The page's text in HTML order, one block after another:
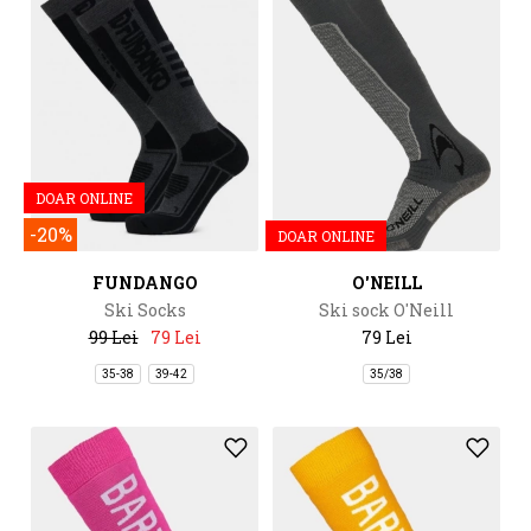
DOAR ONLINE
-20%
FUNDANGO
Ski Socks
99 Lei
79 Lei
35-38 39-42
DOAR ONLINE
O'NEILL
Ski sock O'Neill
79 Lei
35/38